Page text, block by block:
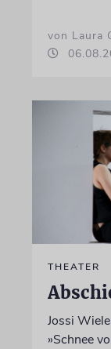
von Laura
THEATER
Jossi
»Schnee